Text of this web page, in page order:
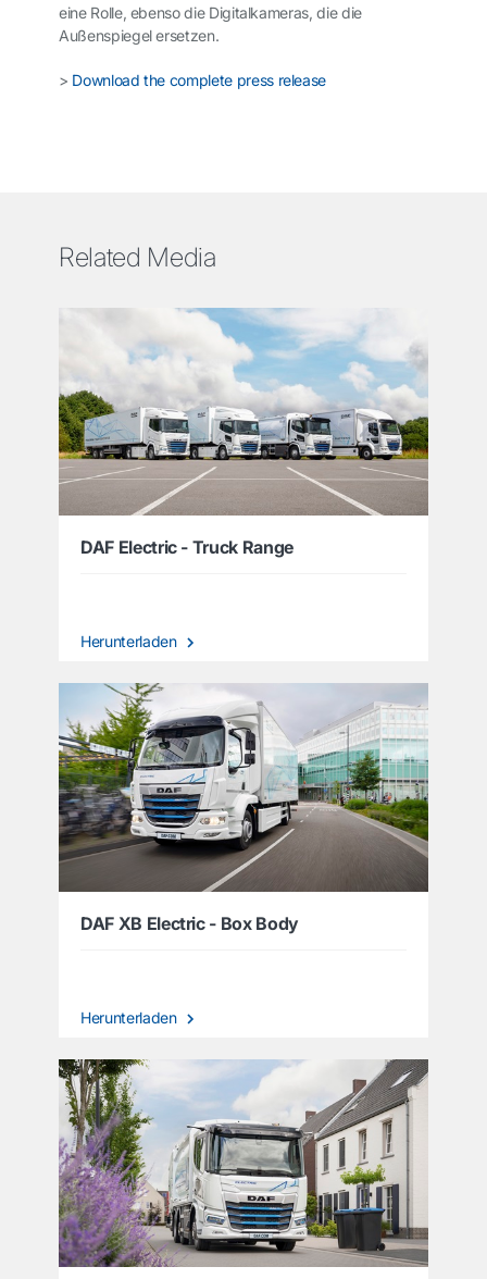
eine Rolle, ebenso die Digitalkameras, die die
Außenspiegel ersetzen.
> Download the complete press release
Related Media
DAF Electric - Truck Range
Herunterladen
DAF XB Electric - Box Body
Herunterladen